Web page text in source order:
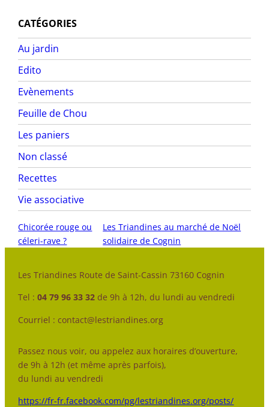
CATÉGORIES
Au jardin
Edito
Evènements
Feuille de Chou
Les paniers
Non classé
Recettes
Vie associative
Chicorée rouge ou
céleri-rave ?
Les Triandines au marché de Noël
solidaire de Cognin
Les Triandines Route de Saint-Cassin 73160 Cognin
Tel :04 79 96 33 32 de 9h à 12h, du lundi au vendredi
Courriel : contact@lestriandines.org
Passez nous voir, ou appelez aux horaires d’ouverture,
de 9h à 12h (et même après parfois),
du lundi au vendredi
https://fr-fr.facebook.com/pg/lestriandines.org/posts/